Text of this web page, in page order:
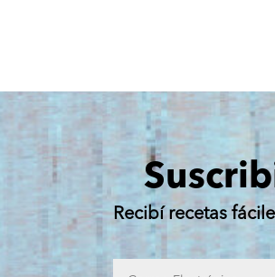
Recibí recetas